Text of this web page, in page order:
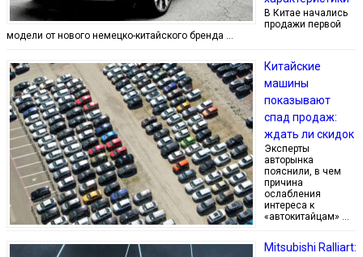
В Китае начались
продажи первой
модели от нового немецко-китайского бренда …
Китайские
машины
показывают
спад продаж:
ждать ли скидок
Эксперты
авторынка
пояснили, в чем
причина
ослабления
интереса к
«автокитайцам» …
Mitsubishi Ralliart: